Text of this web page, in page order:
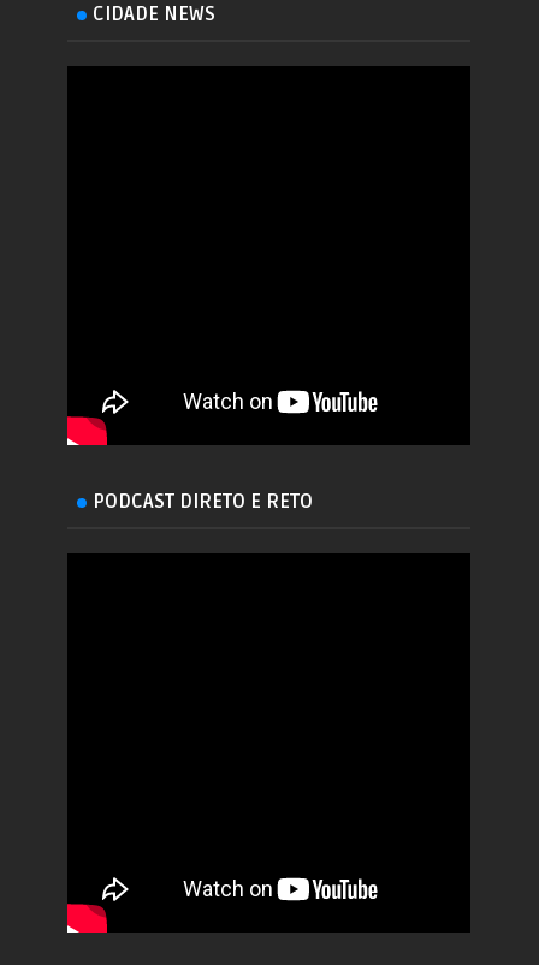
CIDADE NEWS
PODCAST DIRETO E RETO